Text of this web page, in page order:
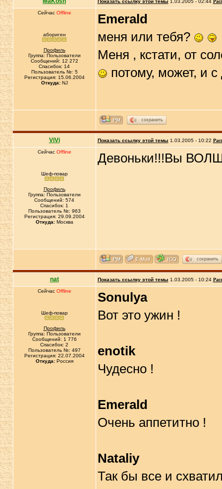
Показать ссылку этой темы 1.03.2005 - 02:44
Сейчас Offline
абориген
Профиль
Группа: Пользователи
Сообщений: 12 272
Спасибок: 14
Пользователь №: 5
Регистрация: 15.06.2004
Откуда:NJ
Emerald
меня или тебя?
Меня , кстати, от
потому, может, и
сохранить
ViVi Показать ссылку этой темы 1.03.2005 - 10:22
Сейчас Offline
Шеф-повар
Профиль
Группа: Пользователи
Сообщений: 574
Спасибок: 1
Пользователь №: 963
Регистрация: 29.09.2004
Откуда:Москва
Девоньки!!!Вы
сохранить
nat Показать ссылку этой темы 1.03.2005 - 10:24
Сейчас Offline
Шеф-повар
Профиль
Группа: Пользователи
Сообщений: 1 776
Спасибок: 2
Пользователь №: 497
Регистрация: 22.07.2004
Откуда:Россия
Sonulya
Вот это ужин !
enotik
Чудесно !
Emerald
Очень аппетитно !
Nataliy
Так бы все и